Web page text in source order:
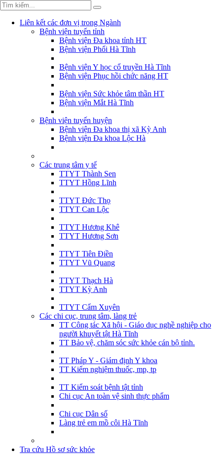
Liên kết các đơn vị trong Ngành
Bệnh viện tuyến tỉnh
Bệnh viện Đa khoa tỉnh HT
Bệnh viện Phổi Hà Tĩnh
Bệnh viện Y học cổ truyền Hà Tĩnh
Bệnh viện Phục hồi chức năng HT
Bệnh viện Sức khỏe tâm thần HT
Bệnh viện Mắt Hà Tĩnh
Bệnh viện tuyến huyện
Bệnh viện Đa khoa thị xã Kỳ Anh
Bệnh viện Đa khoa Lộc Hà
Các trung tâm y tế
TTYT Thành Sen
TTYT Hồng Lĩnh
TTYT Đức Thọ
TTYT Can Lộc
TTYT Hương Khê
TTYT Hương Sơn
TTYT Tiên Điền
TTYT Vũ Quang
TTYT Thạch Hà
TTYT Kỳ Anh
TTYT Cẩm Xuyên
Các chi cục, trung tâm, làng trẻ
TT Công tác Xã hội - Giáo dục nghề nghiệp cho
người khuyết tật Hà Tĩnh
TT Bảo vệ, chăm sóc sức khỏe cán bộ tỉnh.
TT Pháp Y - Giám định Y khoa
TT Kiểm nghiệm thuốc, mp, tp
TT Kiểm soát bệnh tật tỉnh
Chi cục An toàn vệ sinh thực phẩm
Chi cục Dân số
Làng trẻ em mồ côi Hà Tĩnh
Tra cứu Hồ sơ sức khỏe